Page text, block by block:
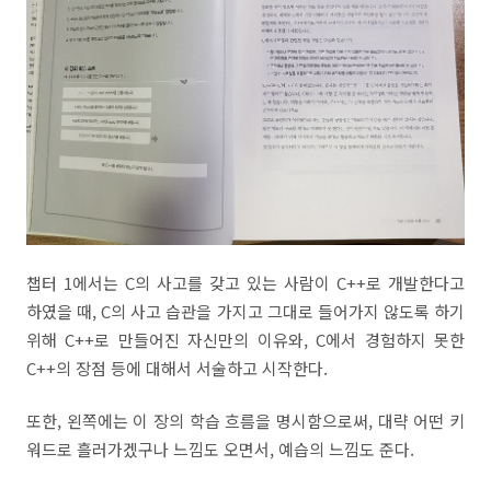
챕터 1에서는 C의 사고를 갖고 있는 사람이 C++로 개발한다고
하였을 때, C의 사고 습관을 가지고 그대로 들어가지 않도록 하기
위해 C++로 만들어진 자신만의 이유와, C에서 경험하지 못한
C++의 장점 등에 대해서 서술하고 시작한다.
또한, 왼쪽에는 이 장의 학습 흐름을 명시함으로써, 대략 어떤 키
워드로 흘러가겠구나 느낌도 오면서, 예습의 느낌도 준다.